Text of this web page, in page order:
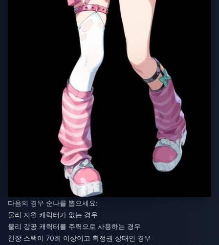
다음의 경우 순나를 뽑으세요:
물리 지원 캐릭터가 없는 경우
물리 강공 캐릭터를 주력으로 사용하는 경우
천장 스택이 70회 이상이고 확정권 상태인 경우